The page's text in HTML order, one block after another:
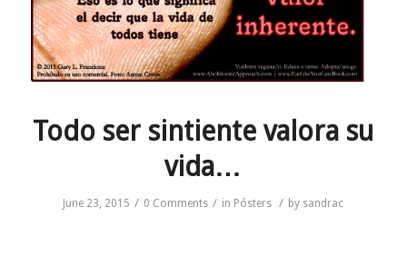
Todo ser sintiente valora su
vida…
June 23, 2015 / 0 Comments / in Pósters / by sandrac